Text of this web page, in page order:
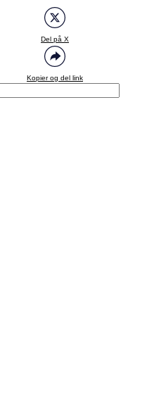
Del på X
Kopier og del link